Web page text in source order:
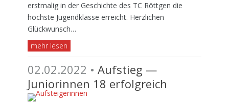
erstmalig in der Geschichte des TC Röttgen die
höchste Jugendklasse erreicht. Herzlichen
Glückwunsch…
mehr lesen
02.02.2022 • Aufstieg —
Juniorinnen 18 erfolgreich